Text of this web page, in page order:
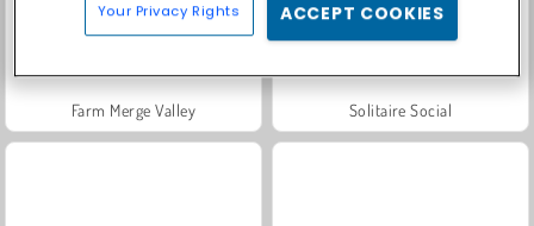
Farm Merge Valley Solitaire Social
Your Privacy Rights ACCEPT COOKIES